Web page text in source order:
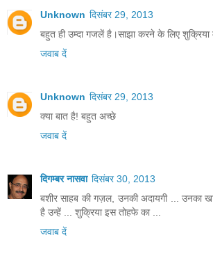
Unknown दिसंबर 29, 2013
बहुत ही उम्दा गजलें है।साझा करने के लिए शुक्रिया
जवाब दें
Unknown दिसंबर 29, 2013
क्या बात है! बहुत अच्छे
जवाब दें
दिगम्बर नासवा दिसंबर 30, 2013
बशीर साहब की गज़ल, उनकी अदायगी ... उनका
है उन्हें ... शुक्रिया इस तोहफे का ...
जवाब दें